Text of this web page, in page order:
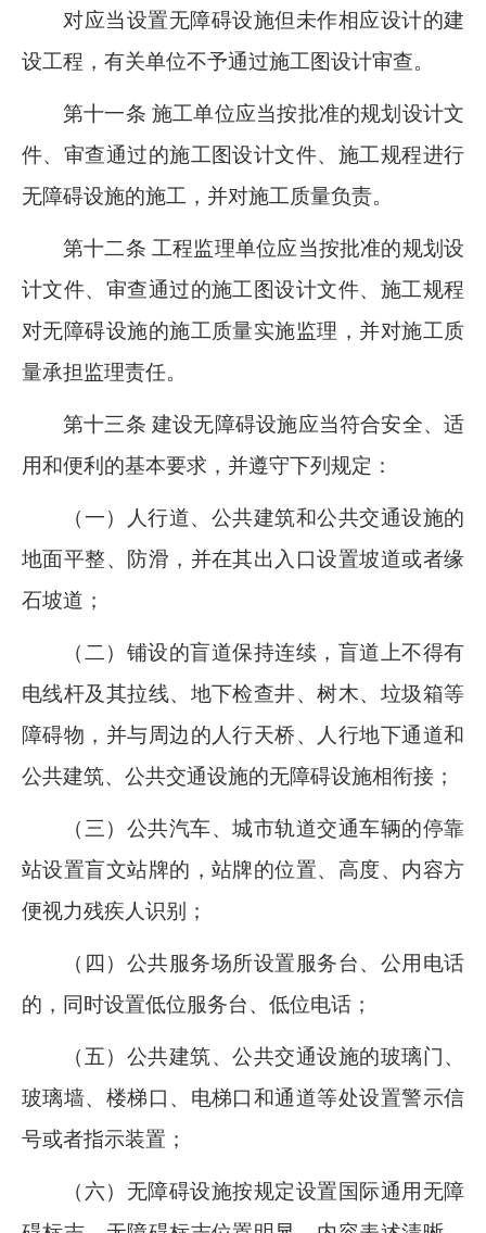
对应当设置无障碍设施但未作相应设计的建
设工程，有关单位不予通过施工图设计审查。
第十一条 施工单位应当按批准的规划设计文
件、审查通过的施工图设计文件、施工规程进行
无障碍设施的施工，并对施工质量负责。
第十二条 工程监理单位应当按批准的规划设
计文件、审查通过的施工图设计文件、施工规程
对无障碍设施的施工质量实施监理，并对施工质
量承担监理责任。
第十三条 建设无障碍设施应当符合安全、适
用和便利的基本要求，并遵守下列规定：
（一）人行道、公共建筑和公共交通设施的
地面平整、防滑，并在其出入口设置坡道或者缘
石坡道；
（二）铺设的盲道保持连续，盲道上不得有
电线杆及其拉线、地下检查井、树木、垃圾箱等
障碍物，并与周边的人行天桥、人行地下通道和
公共建筑、公共交通设施的无障碍设施相衔接；
（三）公共汽车、城市轨道交通车辆的停靠
站设置盲文站牌的，站牌的位置、高度、内容方
便视力残疾人识别；
（四）公共服务场所设置服务台、公用电话
的，同时设置低位服务台、低位电话；
（五）公共建筑、公共交通设施的玻璃门、
玻璃墙、楼梯口、电梯口和通道等处设置警示信
号或者指示装置；
（六）无障碍设施按规定设置国际通用无障